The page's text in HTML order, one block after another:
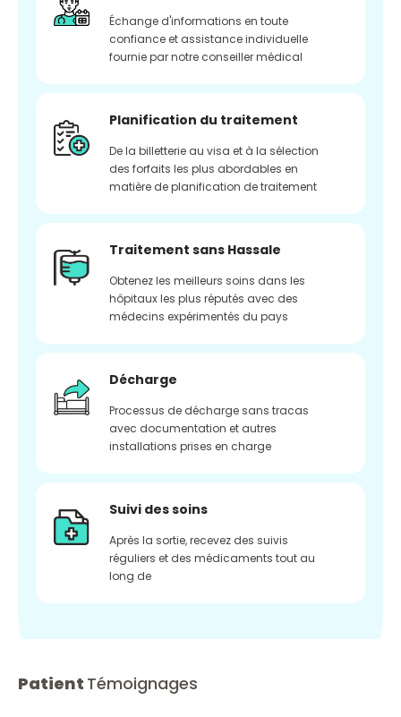
Échange d'informations en toute
confiance et assistance individuelle
fournie par notre conseiller médical
Planification du traitement
De la billetterie au visa et à la sélection
des forfaits les plus abordables en
matière de planification de traitement
Traitement sans Hassale
Obtenez les meilleurs soins dans les
hôpitaux les plus réputés avec des
médecins expérimentés du pays
Décharge
Processus de décharge sans tracas
avec documentation et autres
installations prises en charge
Suivi des soins
Après la sortie, recevez des suivis
réguliers et des médicaments tout au
long de
Patient Témoignages